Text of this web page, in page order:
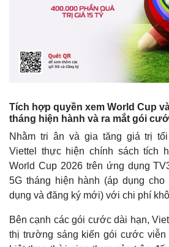
Thế giới
Quan sát
Cuộc sống đó đây
Hồ sơ
Video
Ảnh
E-
Tích hợp quyền xem World Cup
tháng hiện hành và ra mắt gói
Nhằm tri ân và gia tăng giá trị
Viettel thực hiện chính sách tích
World Cup 2026 trên ứng dụng
5G tháng hiện hành (áp dụng
dụng và đăng ký mới) với chi phí
Bên cạnh các gói cước dài hạn,
thị trường sáng kiến gói cước viễn